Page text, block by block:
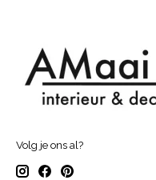
Volg je ons al?